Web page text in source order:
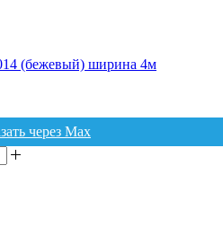
(бежевый) ширина 4м
через Max